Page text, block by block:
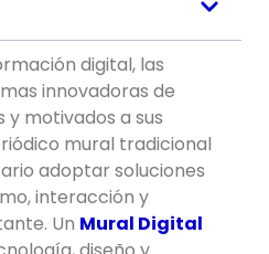
digital, las
innovadoras de
motivados a sus
mural tradicional
adoptar soluciones
interacción y
Un Mural Digital